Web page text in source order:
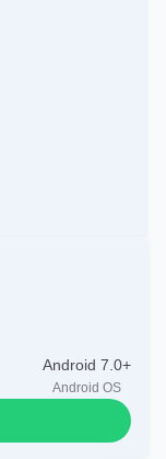
Android 7.0+
Android OS